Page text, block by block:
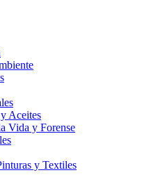
Aceites
Vida y Forense
y Textiles